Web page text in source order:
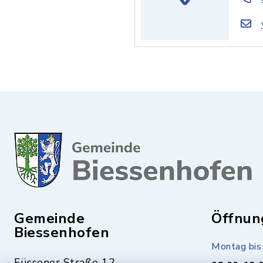
Gemeinde
Biessenhofen
Montag